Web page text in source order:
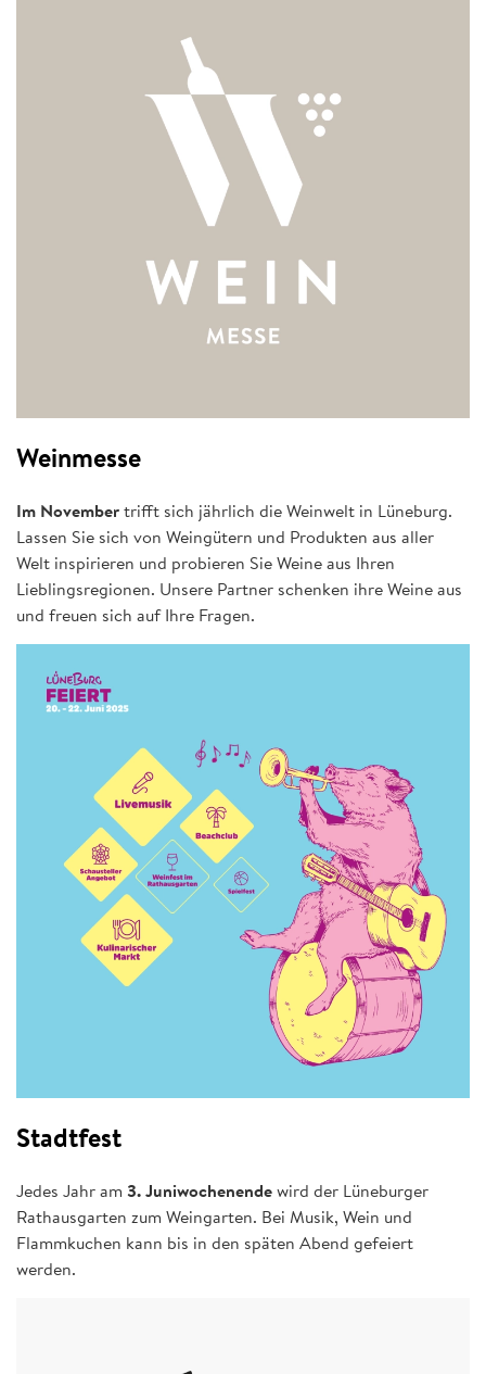
Weinmesse
Im Novembertrifft sich jährlich die Weinwelt in Lüneburg.
Lassen Sie sich von Weingütern und Produkten aus aller
Welt inspirieren und probieren Sie Weine aus Ihren
Lieblingsregionen. Unsere Partner schenken ihre Weine aus
und freuen sich auf Ihre Fragen.
Stadtfest
Jedes Jahr am 3. Juniwochenendewird der Lüneburger
Rathausgarten zum Weingarten. Bei Musik, Wein und
Flammkuchen kann bis in den späten Abend gefeiert
werden.